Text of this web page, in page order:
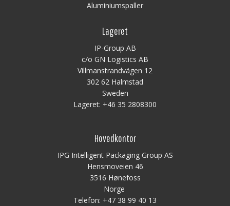
Aluminiumspaller
Lageret
IP-Group AB
c/o GN Logistics AB
Villmanstrandvägen 12
302 62 Halmstad
Sweden
Lageret: +46 35 2808300
Hovedkontor
IPG Intelligent Packaging Group AS
Hensmoveien 46
3516 Hønefoss
Norge
Telefon: +47 38 99 40 13